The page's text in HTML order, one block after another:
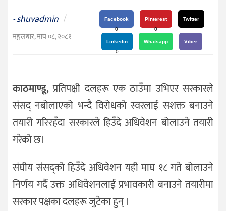
दर्शन
/
संस्कृति
राजनीति
-shuvadmin /
मङ्गलबार, माघ ०८, २०८१
Facebook
0
Pinterest
0
Twitter
Linkedin
0
Whatsapp Viber
काठमाण्डू, प्रतिपक्षी दलहरू एक ठाउँमा उभिएर सरकारले
संसद् नबोलाएको भन्दै विरोधको स्वरलाई सशक्त बनाउने
तयारी गरिरहँदा सरकारले हिउँदे अधिवेशन बोलाउने तयारी
गरेको छ।
संघीय संसद्को हिउँदे अधिवेशन यही माघ १८ गते बोलाउने
निर्णय गर्दै उक्त अधिवेशनलाई प्रभावकारी बनाउने तयारीमा
सरकार पक्षका दलहरू जुटेका हुन् ।